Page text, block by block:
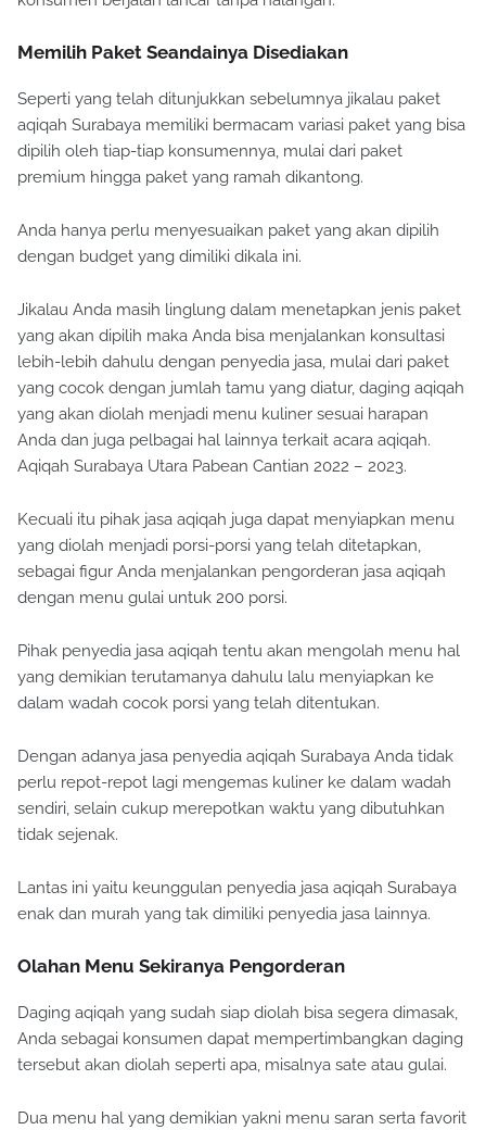
Memilih Paket Seandainya Disediakan
Seperti yang telah ditunjukkan sebelumnya jikalau paket
aqiqah Surabaya memiliki bermacam variasi paket yang bisa
dipilih oleh tiap-tiap konsumennya, mulai dari paket
premium hingga paket yang ramah dikantong.
Anda hanya perlu menyesuaikan paket yang akan dipilih
dengan budget yang dimiliki dikala ini.
Jikalau Anda masih linglung dalam menetapkan jenis paket
yang akan dipilih maka Anda bisa menjalankan konsultasi
lebih-lebih dahulu dengan penyedia jasa, mulai dari paket
yang cocok dengan jumlah tamu yang diatur, daging aqiqah
yang akan diolah menjadi menu kuliner sesuai harapan
Anda dan juga pelbagai hal lainnya terkait acara aqiqah.
Aqiqah Surabaya Utara Pabean Cantian 2022 – 2023.
Kecuali itu pihak jasa aqiqah juga dapat menyiapkan menu
yang diolah menjadi porsi-porsi yang telah ditetapkan,
sebagai figur Anda menjalankan pengorderan jasa aqiqah
dengan menu gulai untuk 200 porsi.
Pihak penyedia jasa aqiqah tentu akan mengolah menu hal
yang demikian terutamanya dahulu lalu menyiapkan ke
dalam wadah cocok porsi yang telah ditentukan.
Dengan adanya jasa penyedia aqiqah Surabaya Anda tidak
perlu repot-repot lagi mengemas kuliner ke dalam wadah
sendiri, selain cukup merepotkan waktu yang dibutuhkan
tidak sejenak.
Lantas ini yaitu keunggulan penyedia jasa aqiqah Surabaya
enak dan murah yang tak dimiliki penyedia jasa lainnya.
Olahan Menu Sekiranya Pengorderan
Daging aqiqah yang sudah siap diolah bisa segera dimasak,
Anda sebagai konsumen dapat mempertimbangkan daging
tersebut akan diolah seperti apa, misalnya sate atau gulai.
Dua menu hal yang demikian yakni menu saran serta favorit